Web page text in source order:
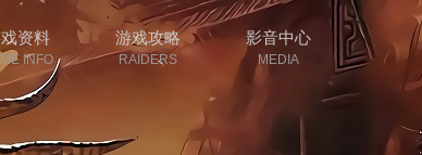
资料
INFO
游戏攻略
RAIDERS
影音中心
MEDIA